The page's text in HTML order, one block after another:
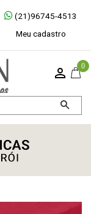
(21)96745-4513
Meu cadastro
0